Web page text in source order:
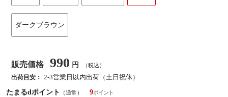
ダークブラウン
販売価格 990 円 （税込）
出荷目安： 2-3営業日以内出荷（土日祝休）
たまるdポイント
（通常）
9